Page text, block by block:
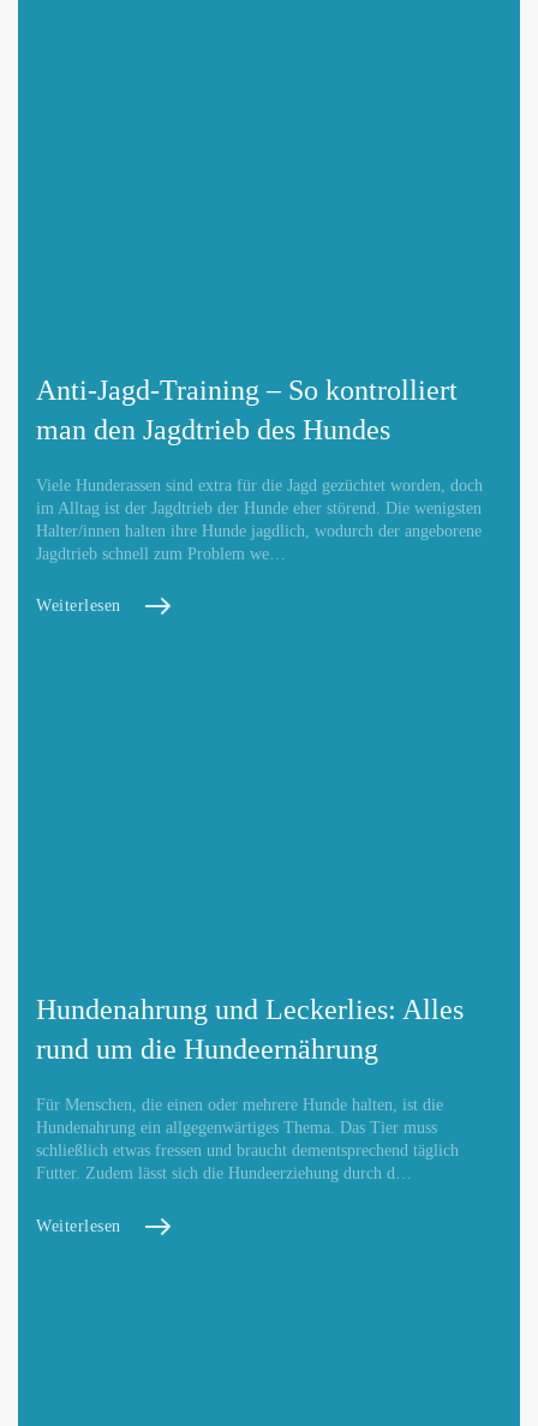
Anti-Jagd-Training – So kontrolliert
man den Jagdtrieb des Hundes
Viele Hunderassen sind extra für die Jagd gezüchtet worden, doch
im Alltag ist der Jagdtrieb der Hunde eher störend. Die wenigsten
Halter/innen halten ihre Hunde jagdlich, wodurch der angeborene
Jagdtrieb schnell zum Problem we…
Weiterlesen
Hundenahrung und Leckerlies: Alles
rund um die Hundeernährung
Für Menschen, die einen oder mehrere Hunde halten, ist die
Hundenahrung ein allgegenwärtiges Thema. Das Tier muss
schließlich etwas fressen und braucht dementsprechend täglich
Futter. Zudem lässt sich die Hundeerziehung durch d…
Weiterlesen